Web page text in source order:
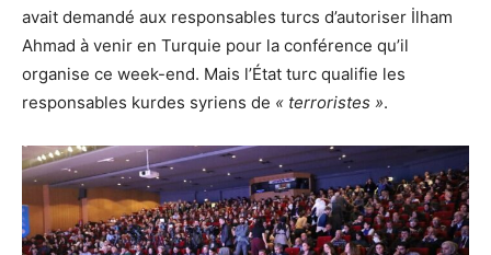
avait demandé aux responsables turcs d’autoriser İlham
Ahmad à venir en Turquie pour la conférence qu’il
organise ce week-end. Mais l’État turc qualifie les
responsables kurdes syriens de « terroristes ».